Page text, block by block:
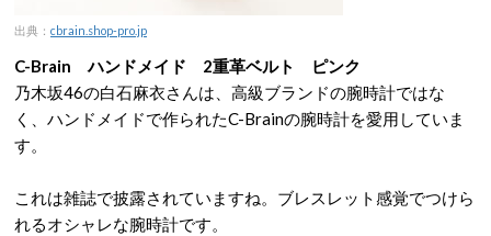
出典： cbrain.shop-pro.jp
C-Brain ハンドメイド 2重革ベルト ピンク
乃木坂46の白石麻衣さんは、高級ブランドの腕時計ではな
く、ハンドメイドで作られたC-Brainの腕時計を愛用していま
す。
これは雑誌で披露されていますね。ブレスレット感覚でつけら
れるオシャレな腕時計です。